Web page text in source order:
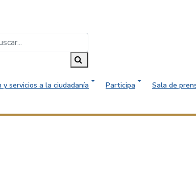
y servicios a la ciudadanía Participa Sala de